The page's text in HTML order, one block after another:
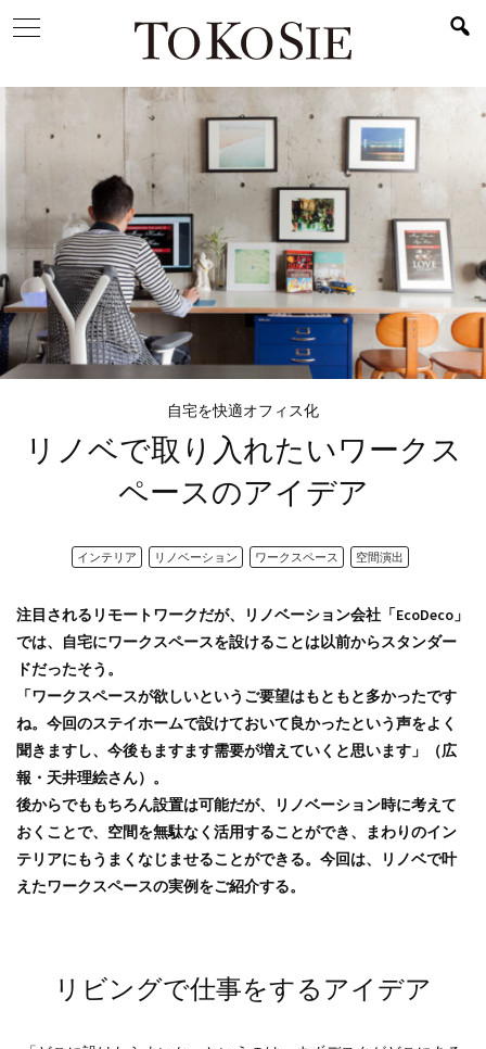
自宅を快適オフィス化
リノベで取り入れたいワークス
ペースのアイデア
インテリア リノベーション ワークスペース 空間演出
注目されるリモートワークだが、リノベーション会社「EcoDeco」
では、自宅にワークスペースを設けることは以前からスタンダー
ドだったそう。
「ワークスペースが欲しいというご要望はもともと多かったです
ね。今回のステイホームで設けておいて良かったという声をよく
聞きますし、今後もますます需要が増えていくと思います」（広
報・天井理絵さん）。
後からでももちろん設置は可能だが、リノベーション時に考えて
おくことで、空間を無駄なく活用することができ、まわりのイン
テリアにもうまくなじませることができる。今回は、リノベで叶
えたワークスペースの実例をご紹介する。
リビングで仕事をするアイデア